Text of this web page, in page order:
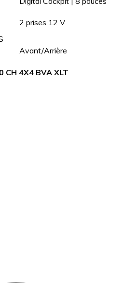
2 prises 12 V
Avant/Arrière
CH 4X4 BVA XLT